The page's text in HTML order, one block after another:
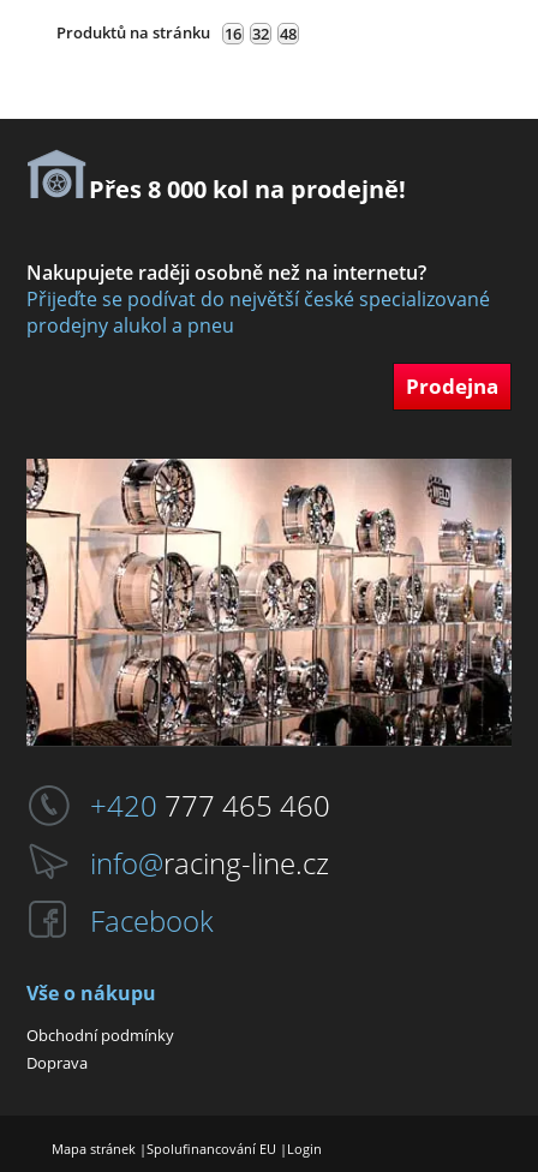
Produktů na stránku 16 32 48
Přes 8 000 kol na prodejně!
Nakupujete raději osobně než na internetu?
Přijeďte se podívat do největší české specializované
prodejny alukol a pneu
Prodejna
+420 777 465 460
info@racing-line.cz
Facebook
Vše o nákupu
Obchodní podmínky
Doprava
Mapa stránek|Spolufinancování EU | Login